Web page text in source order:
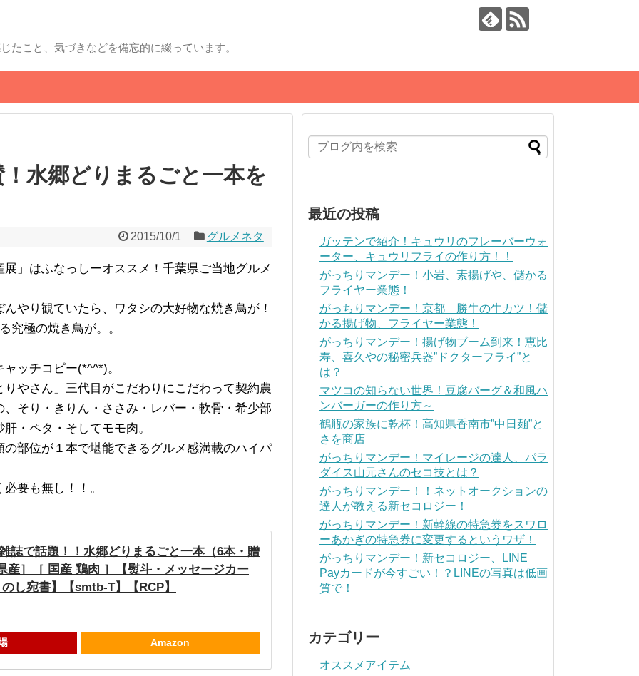
たこと、気づきなどを備忘的に綴っています。
水郷どりまるごと一本を
2015/10/1 グルメネタ
」はふなっしーオススメ！千葉県ご当地グルメ
やり観ていたら、ワタシの大好物な焼き鳥が！
究極の焼き鳥が。。
ッチコピー(*^^*)。
やさん」三代目がこだわりにこだわって契約農
そり・きりん・ささみ・レバー・軟骨・希少部
・ペタ・そしてモモ肉。
部位が１本で堪能できるグルメ感満載のハイパ
要も無し！！。
誌で話題！！水郷どりまるごと一本（6本・贈
産］［ 国産 鶏肉 ］【熨斗・メッセージカー
し宛書】【smtb-T】【RCP】
Amazon
最近の投稿
ガッテンで紹介！キュウリのフレーバーウォ
ーター、キュウリフライの作り方！！
がっちりマンデー！小岩、素揚げや、儲かる
フライヤー業態！
がっちりマンデー！京都 勝牛の牛カツ！儲
かる揚げ物、フライヤー業態！
がっちりマンデー！揚げ物ブーム到来！恵比
寿、喜久やの秘密兵器”ドクターフライ”と
は？
マツコの知らない世界！豆腐バーグ＆和風ハ
ンバーガーの作り方～
鶴瓶の家族に乾杯！高知県香南市”中日麺”と
さを商店
がっちりマンデー！マイレージの達人、パラ
ダイス山元さんのセコ技とは？
がっちりマンデー！！ネットオークションの
達人が教える新セコロジー！
がっちりマンデー！新幹線の特急券をスワロ
ーあかぎの特急券に変更するというワザ！
がっちりマンデー！新セコロジー、LINE
Payカードが今すごい！？LINEの写真は低画
質で！
カテゴリー
オススメアイテム